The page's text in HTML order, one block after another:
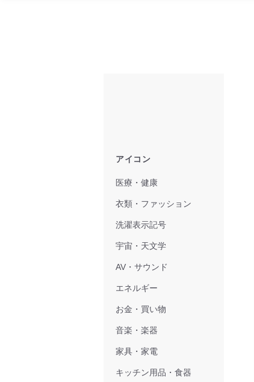
アイコン
医療・健康
衣類・ファッション
洗濯表示記号
宇宙・天文学
AV・サウンド
エネルギー
お金・買い物
音楽・楽器
家具・家電
キッチン用品・食器